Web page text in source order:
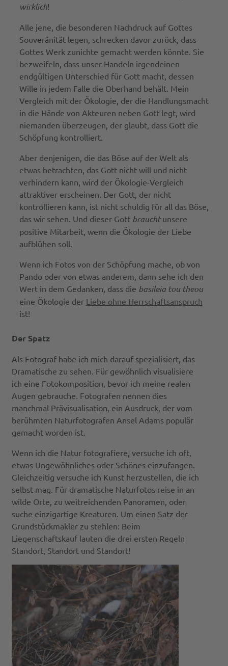
wirklich!
Alle jene, die besonderen Nachdruck auf Gottes
Souveränität legen, schrecken davor zurück, dass
Gottes Werk zunichte gemacht werden könnte. Sie
bezweifeln, dass unser Handeln irgendeinen
endgültigen Unterschied für Gott macht, dessen
Wille in jedem Falle die Oberhand behält. Mein
Vergleich mit der Ökologie, der die Handlungsmacht
in die Hände von Akteuren neben Gott legt, wird
niemanden überzeugen, der glaubt, dass Gott die
Schöpfung kontrolliert.
Aber denjenigen, die das Böse auf der Welt als
etwas betrachten, das Gott nicht will und nicht
verhindern kann, wird der Ökologie-Vergleich
attraktiver erscheinen. Der Gott, der nicht
kontrollieren kann, ist nicht schuldig für all das Böse,
das wir sehen. Und dieser Gott brauchtunsere
positive Mitarbeit, wenn die Ökologie der Liebe
aufblühen soll.
Wenn ich Fotos von der Schöpfung mache, ob von
Pando oder von etwas anderem, dann sehe ich den
Wert in dem Gedanken, dass die basileia tou theou
eine Ökologie der Liebe ohne Herrschaftsanspruch
ist!
Der Spatz
Als Fotograf habe ich mich darauf spezialisiert, das
Dramatische zu sehen. Für gewöhnlich visualisiere
ich eine Fotokomposition, bevor ich meine realen
Augen gebrauche. Fotografen nennen dies
manchmal Prävisualisation, ein Ausdruck, der vom
berühmten Naturfotografen Ansel Adams populär
gemacht worden ist.
Wenn ich die Natur fotografiere, versuche ich oft,
etwas Ungewöhnliches oder Schönes einzufangen.
Gleichzeitig versuche ich Kunst herzustellen, die ich
selbst mag. Für dramatische Naturfotos reise in an
wilde Orte, zu weitreichenden Panoramen, oder
suche einzigartige Kreaturen. Um einen Satz der
Grundstückmakler zu stehlen: Beim
Liegenschaftskauf lauten die drei ersten Regeln
Standort, Standort und Standort!